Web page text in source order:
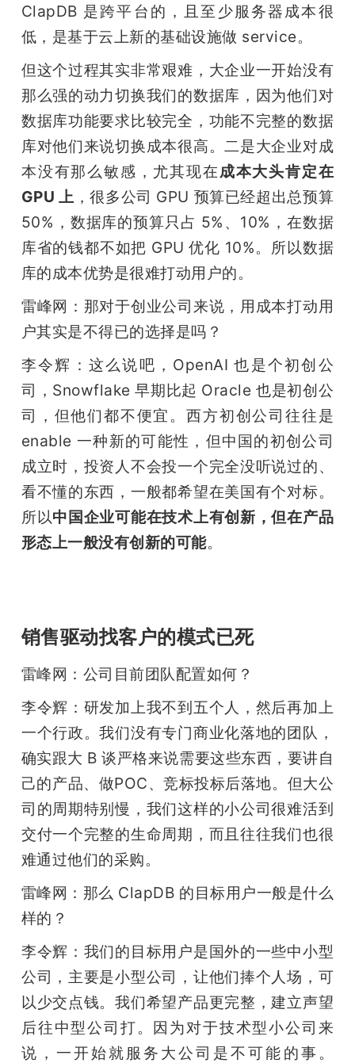
ClapDB 是跨平台的，且至少服务器成本很
低，是基于云上新的基础设施做 service。
但这个过程其实非常艰难，大企业一开始没有
那么强的动力切换我们的数据库，因为他们对
数据库功能要求比较完全，功能不完整的数据
库对他们来说切换成本很高。二是大企业对成
本没有那么敏感，尤其现在成本大头肯定在
GPU 上 ，很多公司 GPU 预算已经超出总预算
50%，数据库的预算只占 5%、10%，在数据
库省的钱都不如把 GPU 优化 10%。所以数据
库的成本优势是很难打动用户的。
雷峰网：那对于创业公司来说，用成本打动用
户其实是不得已的选择是吗？
李令辉：这么说吧，OpenAI 也是个初创公
司，Snowflake 早期比起 Oracle 也是初创公
司，但他们都不便宜。西方初创公司往往是
enable 一种新的可能性，但中国的初创公司
成立时，投资人不会投一个完全没听说过的、
看不懂的东西，一般都希望在美国有个对标。
所以中国企业可能在技术上有创新，但在产品
形态上一般没有创新的可能。
销售驱动找客户的模式已死
雷峰网：公司目前团队配置如何？
李令辉：研发加上我不到五个人，然后再加上
一个行政。我们没有专门商业化落地的团队，
确实跟大 B 谈严格来说需要这些东西，要讲自
己的产品、做POC、竞标投标后落地。但大公
司的周期特别慢，我们这样的小公司很难活到
交付一个完整的生命周期，而且往往我们也很
难通过他们的采购。
雷峰网：那么 ClapDB 的目标用户一般是什么
样的？
李令辉：我们的目标用户是国外的一些中小型
公司，主要是小型公司，让他们捧个人场，可
以少交点钱。我们希望产品更完整，建立声望
后往中型公司打。因为对于技术型小公司来
说，一开始就服务大公司是不可能的事。